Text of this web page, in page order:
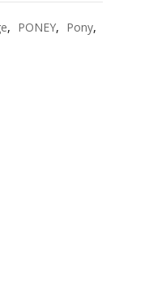
, PONEY, Pony,